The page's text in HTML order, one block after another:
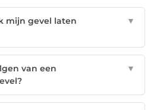
mijn gevel laten
▼
van een
▼